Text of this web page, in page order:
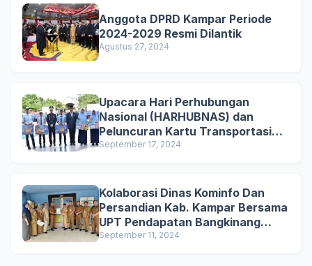
Anggota DPRD Kampar Periode
2024-2029 Resmi Dilantik
Agustus 27, 2024
Upacara Hari Perhubungan
Nasional (HARHUBNAS) dan
Peluncuran Kartu Transportasi
Pelajar Gratis
September 17, 2024
Kolaborasi Dinas Kominfo Dan
Persandian Kab. Kampar Bersama
UPT Pendapatan Bangkinang
untuk Mensosialisasikan
September 11, 2024